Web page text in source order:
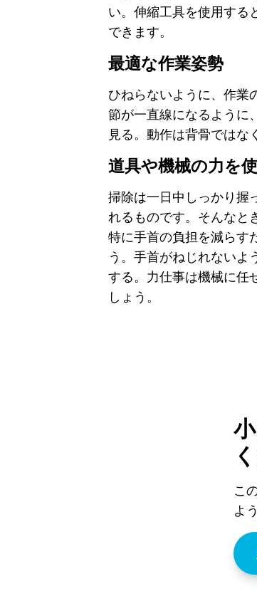
い。伸縮工具を使用する
できます。
最適な作業姿勢
ひねらないように、作業
節が一直線になるように
見る。動作は背骨ではな
道具や機械の力を
掃除は一日中しっかり握
れるものです。そんなと
特に手首の負担を減らす
う。手首がねじれないよ
する。力仕事は機械に任
しょう。
こ
よ